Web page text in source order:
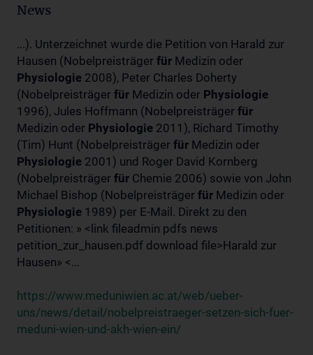
News
...). Unterzeichnet wurde die Petition von Harald zur
Hausen (Nobelpreisträger für Medizin oder
Physiologie 2008), Peter Charles Doherty
(Nobelpreisträger für Medizin oder Physiologie
1996), Jules Hoffmann (Nobelpreisträger für
Medizin oder Physiologie 2011), Richard Timothy
(Tim) Hunt (Nobelpreisträger für Medizin oder
Physiologie 2001) und Roger David Kornberg
(Nobelpreisträger für Chemie 2006) sowie von John
Michael Bishop (Nobelpreisträger für Medizin oder
Physiologie 1989) per E-Mail. Direkt zu den
Petitionen: » <link fileadmin pdfs news
petition_zur_hausen.pdf download file>Harald zur
Hausen» <...
https://www.meduniwien.ac.at/web/ueber-
uns/news/detail/nobelpreistraeger-setzen-sich-fuer-
meduni-wien-und-akh-wien-ein/